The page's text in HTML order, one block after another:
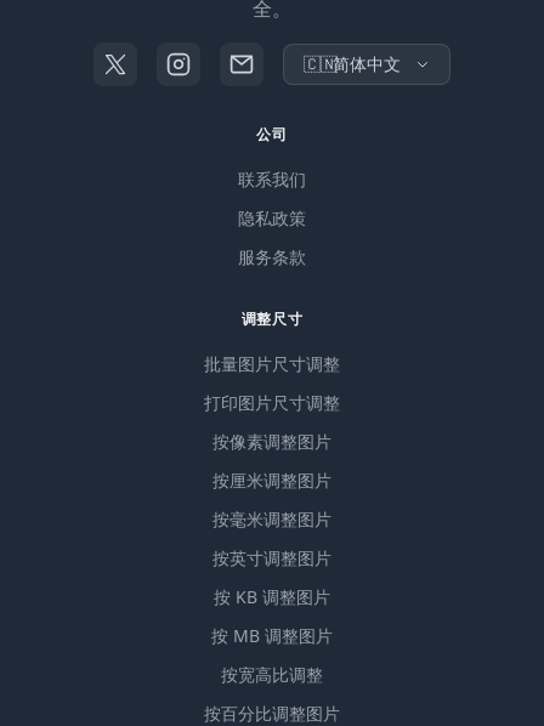
全。
🇨🇳简体中文
公司
联系我们
隐私政策
服务条款
调整尺寸
批量图片尺寸调整
打印图片尺寸调整
按像素调整图片
按厘米调整图片
按毫米调整图片
按英寸调整图片
按 KB 调整图片
按 MB 调整图片
按宽高比调整
按百分比调整图片